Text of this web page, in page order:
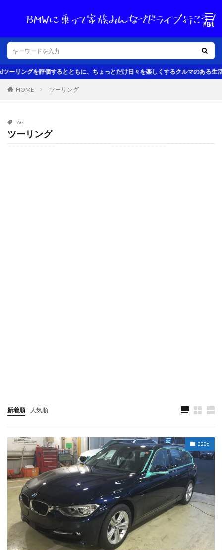
グを評価するとともに、ちょっとだけ日々を楽しくするクルマのある生活の話
HOME ツーリング
TAG
ツーリング
新着順 人気順
320d